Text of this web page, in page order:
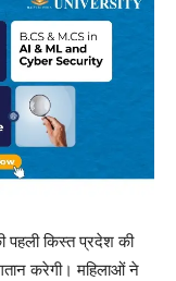
पहली किस्त प्रदेश की
करेगी। महिलाओं ने